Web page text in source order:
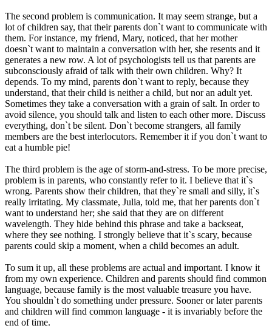
The second problem is communication. It may seem strange, but a
lot of children say, that their parents don`t want to communicate with
them. For instance, my friend, Mary, noticed, that her mother
doesn`t want to maintain a conversation with her, she resents and it
generates a new row. A lot of psychologists tell us that parents are
subconsciously afraid of talk with their own children. Why? It
depends. To my mind, parents don`t want to reply, because they
understand, that their child is neither a child, but nor an adult yet.
Sometimes they take a conversation with a grain of salt. In order to
avoid silence, you should talk and listen to each other more. Discuss
everything, don`t be silent. Don`t become strangers, all family
members are the best interlocutors. Remember it if you don`t want to
eat a humble pie!
The third problem is the age of storm-and-stress. To be more precise,
problem is in parents, who constantly refer to it. I believe that it`s
wrong. Parents show their children, that they`re small and silly, it`s
really irritating. My classmate, Julia, told me, that her parents don`t
want to understand her; she said that they are on different
wavelength. They hide behind this phrase and take a backseat,
where they see nothing. I strongly believe that it`s scary, because
parents could skip a moment, when a child becomes an adult.
To sum it up, all these problems are actual and important. I know it
from my own experience. Children and parents should find common
language, because family is the most valuable treasure you have.
You shouldn`t do something under pressure. Sooner or later parents
and children will find common language - it is invariably before the
end of time.